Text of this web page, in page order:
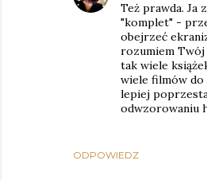
ODPOWIEDZ
Też prawda. Ja
"komplet" -
obejrzeć
rozumiem Twój
tak wiele
wiele filmów do
lepiej
odwzorowaniu